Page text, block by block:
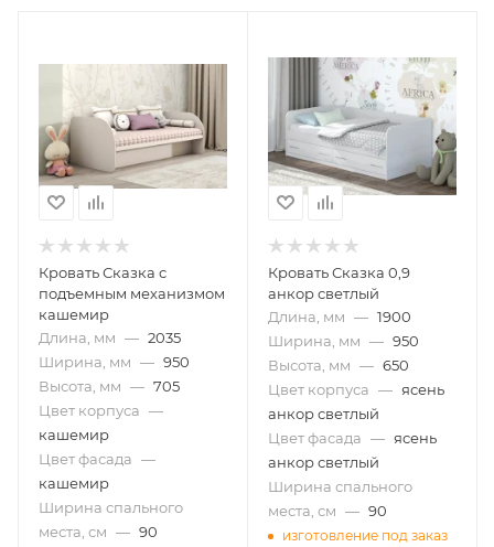
Кровать Сказка с
подъемным механизмом
кашемир
Длина, мм — 2035
Ширина, мм — 950
Высота, мм — 705
Цвет корпуса —
кашемир
Цвет фасада —
кашемир
Ширина спального
места, см — 90
Кровать Сказка 0,9
анкор светлый
Длина, мм — 1900
Ширина, мм — 950
Высота, мм — 650
Цвет корпуса — ясень
анкор светлый
Цвет фасада — ясень
анкор светлый
Ширина спального
места, см — 90
изготовление под заказ